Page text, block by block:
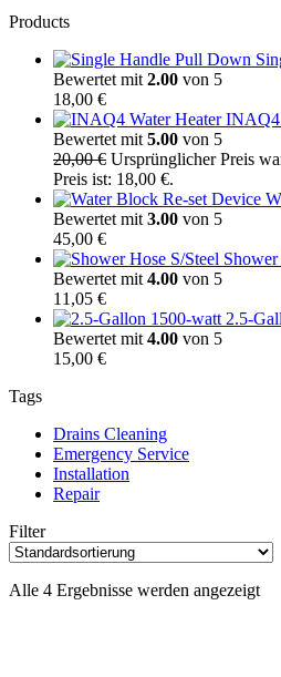
Products
Bewertet mit 2.00 von 5
18,00 €
INAQ4
Bewertet mit 5.00 von 5
20,00€ Ursprünglicher Preis
Preis ist: 18,00 €.
Bewertet mit 3.00 von 5
45,00 €
Shower
Bewertet mit 4.00 von 5
11,05 €
2.5-
Bewertet mit 4.00 von 5
15,00 €
Tags
Drains Cleaning
Emergency Service
Installation
Repair
Filter
Alle 4 Ergebnisse werden angezeigt